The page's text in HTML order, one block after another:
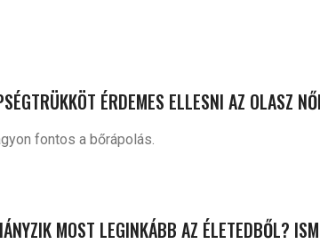
ÉRDEMES ELLESNI AZ OLASZ
fontos a bőrápolás.
MOST LEGINKÁBB AZ ÉLETEDBŐL?